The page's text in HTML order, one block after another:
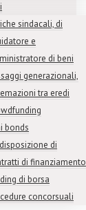
sindacali, di
e
di beni
generazionali,
tra eredi
bonds
di
di finanziamento
di borsa
concorsuali